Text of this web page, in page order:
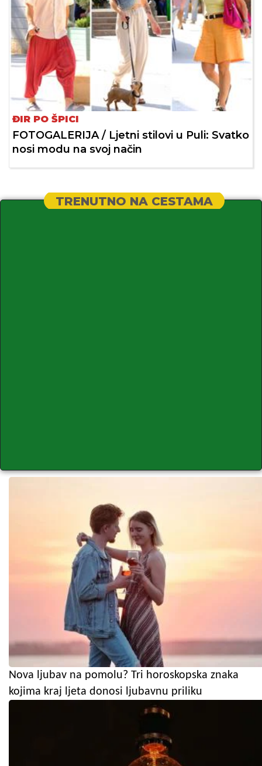
ĐIR PO ŠPICI
FOTOGALERIJA / Ljetni stilovi u Puli: Svatko
nosi modu na svoj način
TRENUTNO NA CESTAMA
Nova ljubav na pomolu? Tri horoskopska znaka
kojima kraj ljeta donosi ljubavnu priliku